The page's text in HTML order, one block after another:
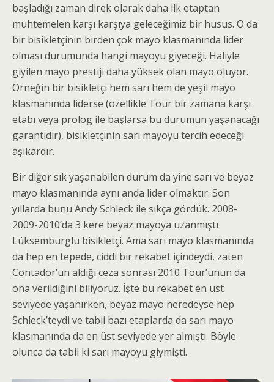
başladığı zaman direk olarak daha ilk etaptan
muhtemelen karşı karşıya geleceğimiz bir husus. O da
bir bisikletçinin birden çok mayo klasmanında lider
olması durumunda hangi mayoyu giyeceği. Haliyle
giyilen mayo prestiji daha yüksek olan mayo oluyor.
Örneğin bir bisikletçi hem sarı hem de yeşil mayo
klasmanında liderse (özellikle Tour bir zamana karşı
etabı veya prolog ile başlarsa bu durumun yaşanacağı
garantidir), bisikletçinin sarı mayoyu tercih edeceği
aşikardır.
Bir diğer sık yaşanabilen durum da yine sarı ve beyaz
mayo klasmanında aynı anda lider olmaktır. Son
yıllarda bunu Andy Schleck ile sıkça gördük. 2008-
2009-2010’da 3 kere beyaz mayoya uzanmıştı
Lüksemburglu bisikletçi. Ama sarı mayo klasmanında
da hep en tepede, ciddi bir rekabet içindeydi, zaten
Contador’un aldığı ceza sonrası 2010 Tour’unun da
ona verildiğini biliyoruz. İşte bu rekabet en üst
seviyede yaşanırken, beyaz mayo neredeyse hep
Schleck’teydi ve tabii bazı etaplarda da sarı mayo
klasmanında da en üst seviyede yer almıştı. Böyle
olunca da tabii ki sarı mayoyu giymişti.